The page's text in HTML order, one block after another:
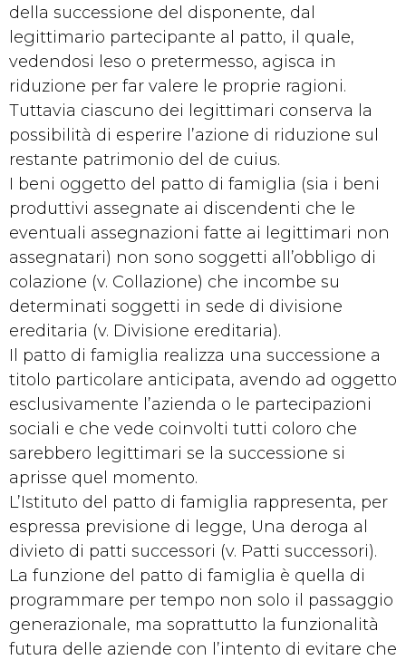
della successione del disponente, dal
legittimario partecipante al patto, il quale,
vedendosi leso o pretermesso, agisca in
riduzione per far valere le proprie ragioni.
Tuttavia ciascuno dei legittimari conserva la
possibilità di esperire l’azione di riduzione sul
restante patrimonio del de cuius.
I beni oggetto del patto di famiglia (sia i beni
produttivi assegnate ai discendenti che le
eventuali assegnazioni fatte ai legittimari non
assegnatari) non sono soggetti all’obbligo di
colazione (v. Collazione) che incombe su
determinati soggetti in sede di divisione
ereditaria (v. Divisione ereditaria).
Il patto di famiglia realizza una successione a
titolo particolare anticipata, avendo ad oggetto
esclusivamente l’azienda o le partecipazioni
sociali e che vede coinvolti tutti coloro che
sarebbero legittimari se la successione si
aprisse quel momento.
L’Istituto del patto di famiglia rappresenta, per
espressa previsione di legge, Una deroga al
divieto di patti successori (v. Patti successori).
La funzione del patto di famiglia è quella di
programmare per tempo non solo il passaggio
generazionale, ma soprattutto la funzionalità
futura delle aziende con l’intento di evitare che